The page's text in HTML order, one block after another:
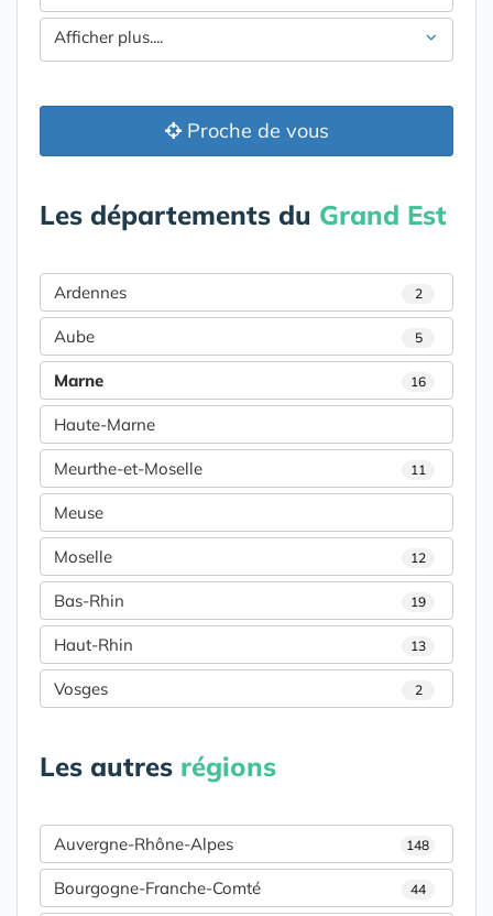
Afficher plus....
Proche de vous
Les départements du Grand Est
Ardennes 2
Aube 5
Marne 16
Haute-Marne
Meurthe-et-Moselle 11
Meuse
Moselle 12
Bas-Rhin 19
Haut-Rhin 13
Vosges 2
Les autres régions
Auvergne-Rhône-Alpes 148
Bourgogne-Franche-Comté 44